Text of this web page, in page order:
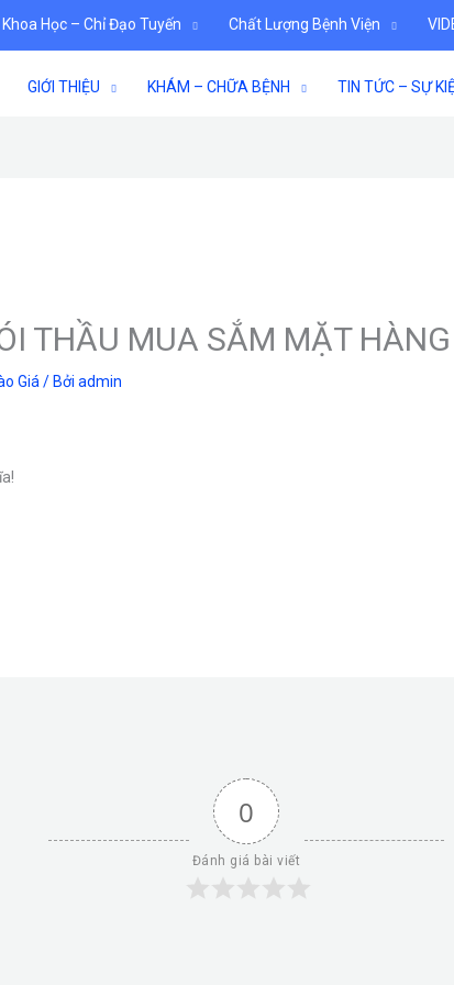
Học – Chỉ Đạo Tuyến Chất Lượng Bệnh Viện
GIỚI THIỆU KHÁM – CHỮA BỆNH TIN TỨC – SỰ
THẦU MUA SẮM MẶT
Giá / Bởiadmin
0
Đánh giá bài viết